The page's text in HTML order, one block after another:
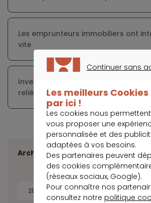
Les emprunteurs immobiliers ont
vite
Investir dans le locatif : misez sur les
reliées par train au centre de Paris
Archives
2026 2025 2024
Continuer sans
Les meilleurs Cookies
par ici !
Les cookies nous
vous proposer une
personnalisée et des
adaptées à vos besoins.
Des partenaires peuvent
des cookies
(réseaux sociaux, Google).
Pour connaître nos
consultez notre politique